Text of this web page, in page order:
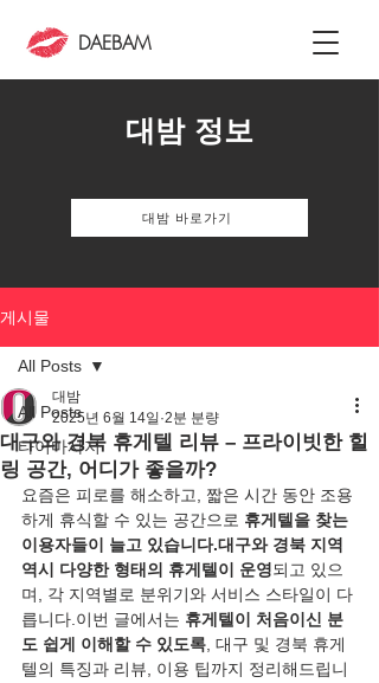
DAEBAM
대밤 정보
대밤 바로가기
게시물
All Posts
타이마사지
All Posts
대구와 경북 휴게텔 리뷰 – 프라이빗한 힐
링 공간, 어디가 좋을까?
대밤
2025년 6월 14일 2분 분량
요즘은 피로를 해소하고, 짧은 시간 동안 조용
하게 휴식할 수 있는 공간으로 휴게텔을 찾는
이용자들이 늘고 있습니다.대구와 경북 지역
역시 다양한 형태의 휴게텔이 운영되고 있으
며, 각 지역별로 분위기와 서비스 스타일이 다
릅니다.이번 글에서는 휴게텔이 처음이신 분
도 쉽게 이해할 수 있도록 , 대구 및 경북 휴게
텔의 특징과 리뷰, 이용 팁까지 정리해드립니